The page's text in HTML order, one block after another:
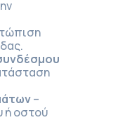
–
ή οστού